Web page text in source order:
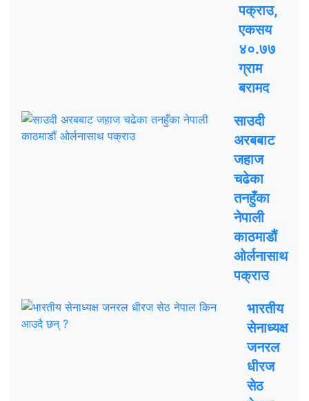
पक्राउ,
एकसय
४०.७७
ग्राम
बरामद
साउदी
अरबबाट
जहाज
चढेका
तनहुँका
नेपाली
काठमाडौं
ओर्लनासाथ
पक्राउ
भारतीय
सेनाध्यक्ष
जनरल
धीरज
सेठ